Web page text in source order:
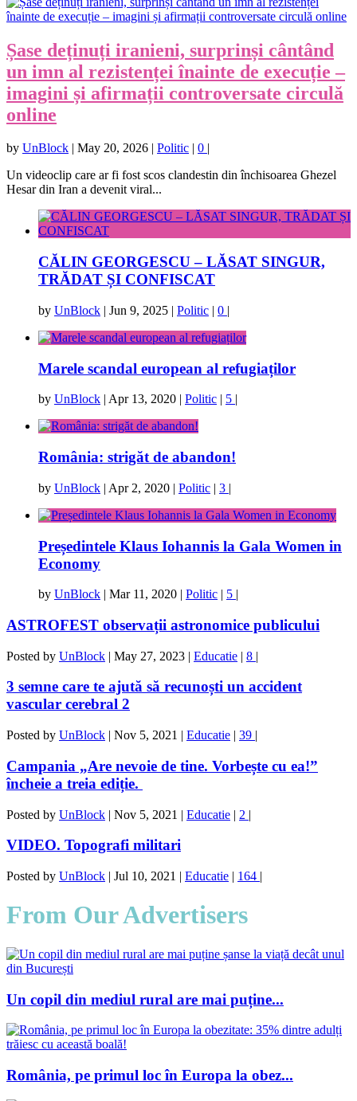
Șase deținuți iranieni, surprinși cântând
un imn al rezistenței înainte de execuție –
imagini și afirmații controversate circulă
online
by UnBlock May 20, 2026 Politic 0
Un videoclip care ar fi fost scos clandestin din închisoarea Ghezel
Hesar din Iran a devenit viral...
CĂLIN GEORGESCU – LĂSAT SINGUR,
TRĂDAT ȘI CONFISCAT
by UnBlock | Jun 9, 2025 | Politic | 0 |
Marele scandal european al refugiaților
by UnBlock | Apr 13, 2020 | Politic | 5 |
România: strigăt de abandon!
by UnBlock | Apr 2, 2020 | Politic | 3 |
Președintele Klaus Iohannis la Gala Women in
Economy
by UnBlock | Mar 11, 2020 | Politic | 5 |
ASTROFEST observații astronomice publicului
Posted by UnBlock | May 27, 2023 | Educatie | 8 |
3 semne care te ajută să recunoști un accident
vascular cerebral 2
Posted by UnBlock | Nov 5, 2021 | Educatie | 39 |
Campania „Are nevoie de tine. Vorbește cu ea!”
încheie a treia ediție.
Posted by UnBlock | Nov 5, 2021 | Educatie | 2 |
VIDEO. Topografi militari
Posted by UnBlock | Jul 10, 2021 | Educatie | 164 |
From Our Advertisers
Un copil din mediul rural are mai puține...
România, pe primul loc în Europa la obez...